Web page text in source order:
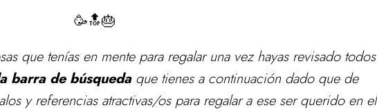
🥳🔝🎂
que tenías en mente para regalaruna vez hayas revisado todos
barra de búsquedaque tienes a continuación dado que de
y referencias atractivas/os para regalar a ese ser querido en el